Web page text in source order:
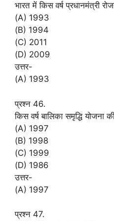
भारत में किस वर्ष प्रधानमंत्री
(A) 1993
(B) 1994
(C) 2011
(D) 2009
उत्तर-
(A) 1993
प्रश्न 46.
किस वर्ष बालिका समृद्धि
(A) 1997
(B) 1998
(C) 1999
(D) 1986
उत्तर-
(A) 1997
प्रश्न 47.